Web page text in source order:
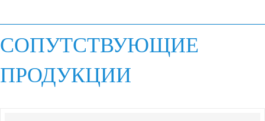
СОПУТСТВУЮЩИЕ
ПРОДУКЦИИ